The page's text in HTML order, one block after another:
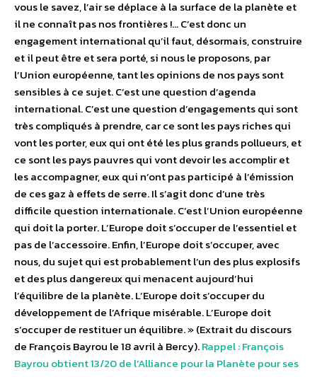
vous le savez, l’air se déplace à la surface de la planète et
il ne connaît pas nos frontières !… C’est donc un
engagement international qu’il faut, désormais, construire
et il peut être et sera porté, si nous le proposons, par
l’Union européenne, tant les opinions de nos pays sont
sensibles à ce sujet. C’est une question d’agenda
international. C’est une question d’engagements qui sont
très compliqués à prendre, car ce sont les pays riches qui
vont les porter, eux qui ont été les plus grands pollueurs, et
ce sont les pays pauvres qui vont devoir les accomplir et
les accompagner, eux qui n’ont pas participé à l’émission
de ces gaz à effets de serre. Il s’agit donc d’une très
difficile question internationale. C’est l’Union européenne
qui doit la porter. L’Europe doit s’occuper de l’essentiel et
pas de l’accessoire. Enfin, l’Europe doit s’occuper, avec
nous, du sujet qui est probablement l’un des plus explosifs
et des plus dangereux qui menacent aujourd’hui
l’équilibre de la planète. L’Europe doit s’occuper du
développement de l’Afrique misérable. L’Europe doit
s’occuper de restituer un équilibre. » (Extrait du discours
de François Bayrou le 18 avril à Bercy).Rappel : François
Bayrou obtient 13/20 de l’Alliance pour la Planète pour ses